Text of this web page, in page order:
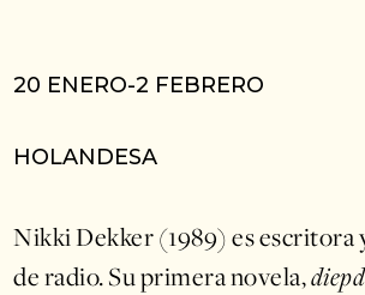
20 ENERO-2 FEBRERO
HOLANDESA
Nikki Dekker (1989) es escritora
de radio. Su primera novela,